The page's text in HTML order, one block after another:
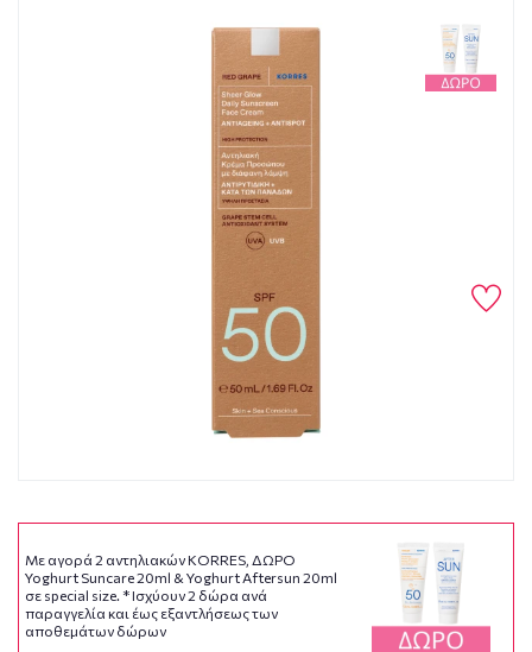
Με αγορά 2 αντηλιακών KORRES, ΔΩΡΟ
Yoghurt Suncare 20ml & Yoghurt Aftersun 20ml
σε special size. * Ισχύoυν 2 δώρα ανά
παραγγελία και έως εξαντλήσεως των
αποθεμάτων δώρων